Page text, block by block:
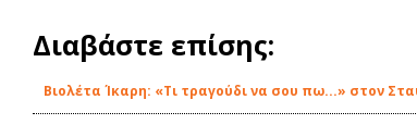
Διαβάστε επίσης:
Βιολέτα Ίκαρη: «Τι τραγούδι να σου πω...» στον